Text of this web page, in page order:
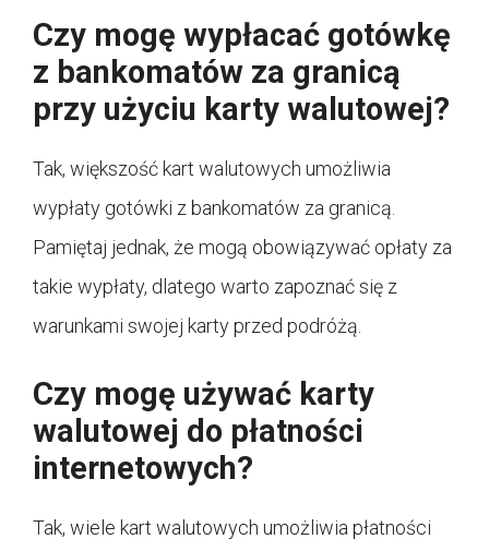
Czy mogę wypłacać gotówkę
z bankomatów za granicą
przy użyciu karty walutowej?
Tak, większość kart walutowych umożliwia
wypłaty gotówki z bankomatów za granicą.
Pamiętaj jednak, że mogą obowiązywać opłaty za
takie wypłaty, dlatego warto zapoznać się z
warunkami swojej karty przed podróżą.
Czy mogę używać karty
walutowej do płatności
internetowych?
Tak, wiele kart walutowych umożliwia płatności